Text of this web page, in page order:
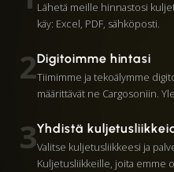
Lähetä meille hinnastosi
käy: Excel, PDF, sähköposti.
2Digitoimme hintasi
Tiimimme ja tekoälymme
määrittävät ne Cargosoniin.
3Yhdistä
Valitse kuljetusliikkeesi ja
Kuljetusliikkeille, joita emme